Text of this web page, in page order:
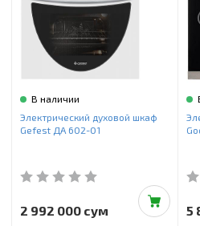
В наличии
Электрический духовой шкаф
Gefest ДА 602-01
2 992 000 сум 5